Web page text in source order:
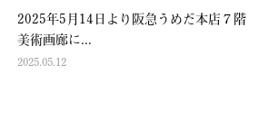
2025年5月14日より阪急うめだ本店７階
美術画廊に...
2025.05.12